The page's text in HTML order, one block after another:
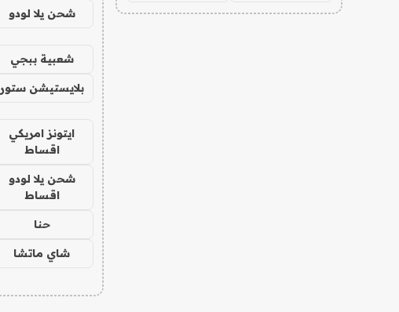
شحن يلا لودو
شعبية ببجي
بلايستيشن ستور
ايتونز امريكي
اقساط
شحن يلا لودو
اقساط
حنا
شاي ماتشا